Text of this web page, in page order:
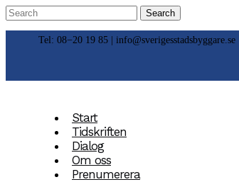
Tel: 08−20 19 85 | info@sverigesstadsbyggare.se
Start
Tidskriften
Dialog
Om oss
Prenumerera